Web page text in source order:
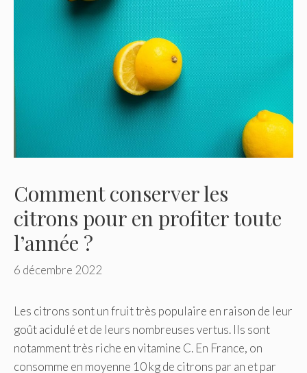
Comment conserver les
citrons pour en profiter toute
l’année ?
6 décembre 2022
Les citrons sont un fruit très populaire en raison de leur
goût acidulé et de leurs nombreuses vertus. Ils sont
notamment très riche en vitamine C. En France, on
consomme en moyenne 10 kg de citrons par an et par